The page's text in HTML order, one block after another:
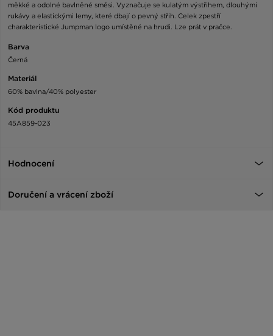
měkké a odolné bavlněné směsi. Vyznačuje se kulatým výstřihem, dlouhými
rukávy a elastickými lemy, které dbají o pevný střih. Celek zpestří
charakteristické Jumpman logo umístěné na hrudi. Lze prát v pračce.
Barva
Černá
Materiál
60% bavlna/40% polyester
Kód produktu
45A859-023
Hodnocení
Doručení a vrácení zboží